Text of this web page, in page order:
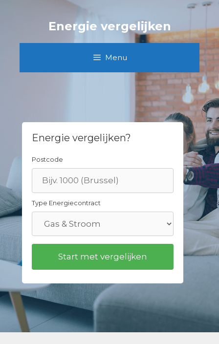
Energie vergelijken
Menu
Energie vergelijken?
Postcode
Type Energiecontract